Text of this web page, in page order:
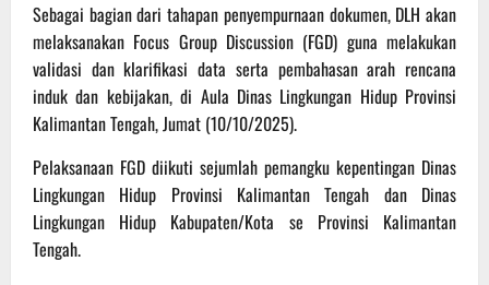
Sebagai bagian dari tahapan penyempurnaan dokumen, DLH akan
melaksanakan Focus Group Discussion (FGD) guna melakukan
validasi dan klarifikasi data serta pembahasan arah rencana
induk dan kebijakan, di Aula Dinas Lingkungan Hidup Provinsi
Kalimantan Tengah, Jumat (10/10/2025).
Pelaksanaan FGD diikuti sejumlah pemangku kepentingan Dinas
Lingkungan Hidup Provinsi Kalimantan Tengah dan Dinas
Lingkungan Hidup Kabupaten/Kota se Provinsi Kalimantan
Tengah.